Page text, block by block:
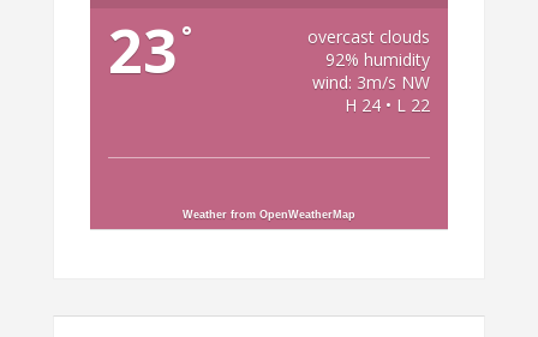
23 °
overcast clouds
92% humidity
wind: 3m/s NW
H 24 • L 22
Weather from OpenWeatherMap